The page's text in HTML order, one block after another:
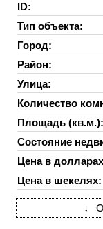
ID:
Тип объекта:
Город:
Район:
Улица:
Количество
Площадь (кв.м.):
Состояние
Цена в
Цена в шекелях:
↓